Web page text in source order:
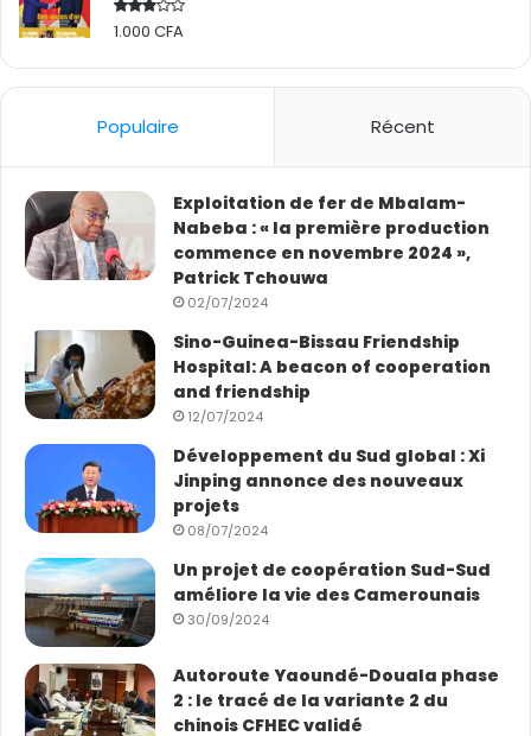
Rated
1.000 CFA
Populaire Récent
Exploitation de fer de Mbalam-
Nabeba : « la première production
commence en novembre 2024 »,
Patrick Tchouwa
02/07/2024
Sino-Guinea-Bissau Friendship
Hospital: A beacon of cooperation
and friendship
12/07/2024
Développement du Sud global : Xi
Jinping annonce des nouveaux
projets
08/07/2024
Un projet de coopération Sud-Sud
améliore la vie des Camerounais
30/09/2024
Autoroute Yaoundé-Douala phase
2 : le tracé de la variante 2 du
chinois CFHEC validé